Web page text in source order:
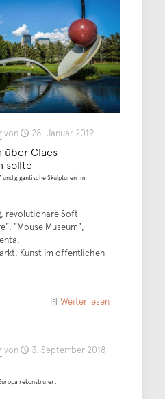
von 28. Januar 2019
über Claes
sollte
und gigantische Skulpturen im
revolutionäre Soft
"Mouse Museum",
Kunst im öffentlichen
Weiter lesen
von 3. September 2018
rekonstruiert